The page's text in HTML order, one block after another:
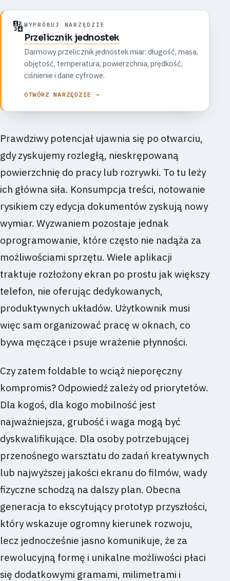
🔢 WYPRÓBUJ NARZĘDZIE
Przelicznik jednostek
Darmowy przelicznik jednostek miar: długość, masa,
objętość, temperatura, powierzchnia, prędkość,
ciśnienie i dane cyfrowe.
OTWÓRZ NARZĘDZIE →
Prawdziwy potencjał ujawnia się po otwarciu,
gdy zyskujemy rozległą, nieskrępowaną
powierzchnię do pracy lub rozrywki. To tu leży
ich główna siła. Konsumpcja treści, notowanie
rysikiem czy edycja dokumentów zyskują nowy
wymiar. Wyzwaniem pozostaje jednak
oprogramowanie, które często nie nadąża za
możliwościami sprzętu. Wiele aplikacji
traktuje rozłożony ekran po prostu jak większy
telefon, nie oferując dedykowanych,
produktywnych układów. Użytkownik musi
więc sam organizować pracę w oknach, co
bywa męczące i psuje wrażenie płynności.
Czy zatem foldable to wciąż nieporęczny
kompromis? Odpowiedź zależy od priorytetów.
Dla kogoś, dla kogo mobilność jest
najważniejsza, grubość i waga mogą być
dyskwalifikujące. Dla osoby potrzebującej
przenośnego warsztatu do zadań kreatywnych
lub najwyższej jakości ekranu do filmów, wady
fizyczne schodzą na dalszy plan. Obecna
generacja to ekscytujący prototyp przyszłości,
który wskazuje ogromny kierunek rozwoju,
lecz jednocześnie jasno komunikuje, że za
rewolucyjną formę i unikalne możliwości płaci
się dodatkowymi gramami, milimetrami i